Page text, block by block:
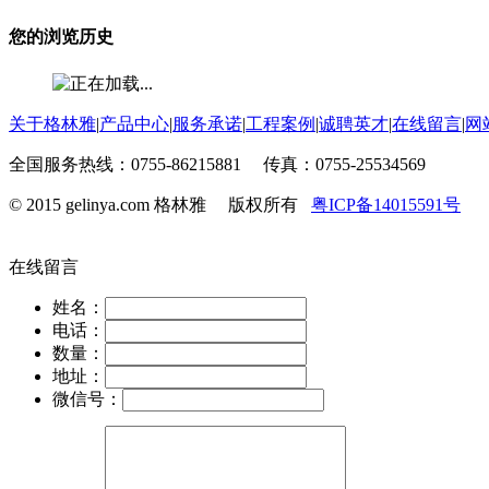
您的浏览历史
关于格林雅|产品中心|服务承诺|工程案例 |诚聘英才|在线留言|网
全国服务热线：0755-86215881 传真：0755-25534569
© 2015 gelinya.com 格林雅 版权所有 粤ICP备14015591号
在线留言
姓名：
电话：
数量：
地址：
微信号：